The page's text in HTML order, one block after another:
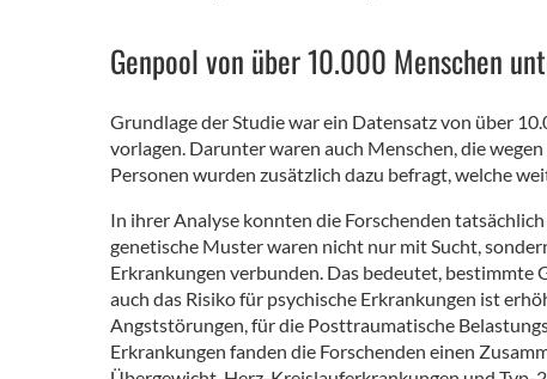
Genpool von über 10.000 Menschen
Grundlage der Studie war ein Datensatz von über
vorlagen. Darunter waren auch Menschen, die
Personen wurden zusätzlich dazu befragt, welche
In ihrer Analyse konnten die Forschenden
genetische Muster waren nicht nur mit Sucht,
Erkrankungen verbunden. Das bedeutet, bestimmte
auch das Risiko für psychische Erkrankungen ist
Angststörungen, für die Posttraumatische
Erkrankungen fanden die Forschenden einen